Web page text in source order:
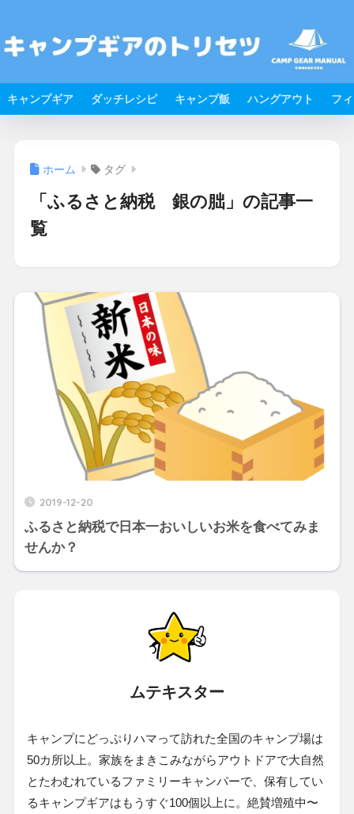
キャンプギア ダッチレシピ キャンプ飯 ハングアウト フ
ホーム タグ
「ふるさと納税 銀の朏」の記事一
覧
2019-12-20
ふるさと納税で日本一おいしいお米を食べてみま
せんか？
ムテキスター
キャンプにどっぷりハマって訪れた全国のキャンプ場は
50カ所以上。家族をまきこみながらアウトドアで大自然
とたわむれているファミリーキャンパーで、保有してい
るキャンプギアはもうすぐ100個以上に。絶賛増殖中〜